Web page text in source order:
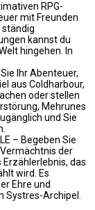
RPG-
mit Freunden
ständig
kannst du
hingehen. In
Sie Ihr Abenteuer,
aus Coldharbour,
oder stellen
Mehrunes
und Sie
– Begeben Sie
der
das
wird. Es
Ehre und
Systres-Archipel.